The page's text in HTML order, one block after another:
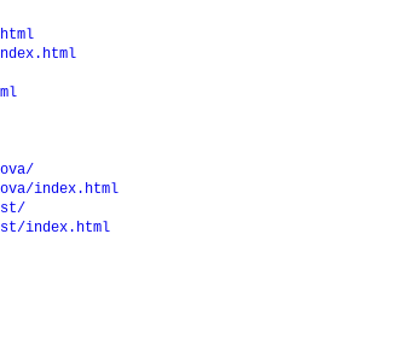
index.html
index.html